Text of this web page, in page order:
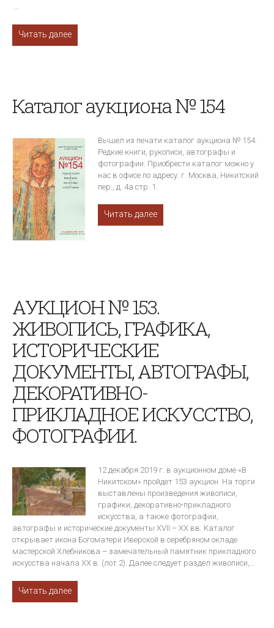
…
Читать далее
Каталог аукциона № 154
Вышел из печати каталог аукциона № 154.
Редкие книги, рукописи, автографы и
фотографии. Приобрести каталог можно у
нас в офисе по адресу: г. Москва, Никитский
пер., д. 4а стр. 1.
Читать далее
АУКЦИОН № 153.
ЖИВОПИСЬ, ГРАФИКА,
ИСТОРИЧЕСКИЕ
ДОКУМЕНТЫ, АВТОГРАФЫ,
ДЕКОРАТИВНО-
ПРИКЛАДНОЕ ИСКУССТВО,
ФОТОГРАФИИ.
12 декабря 2019 г. в аукционном доме «В
Никитском» пройдет 153 аукцион. На торги
выставлены произведения живописи,
графики, декоративно-прикладного
искусства, а также фотографии,
автографы и исторические документы XVII – XX вв. Каталог
открывает икона Богоматери Иверской в серебряном окладе
мастерской Хлебникова – замечательный памятник прикладного
искусства начала ХХ в. (лот 2). Далее следует раздел живописи,…
Читать далее